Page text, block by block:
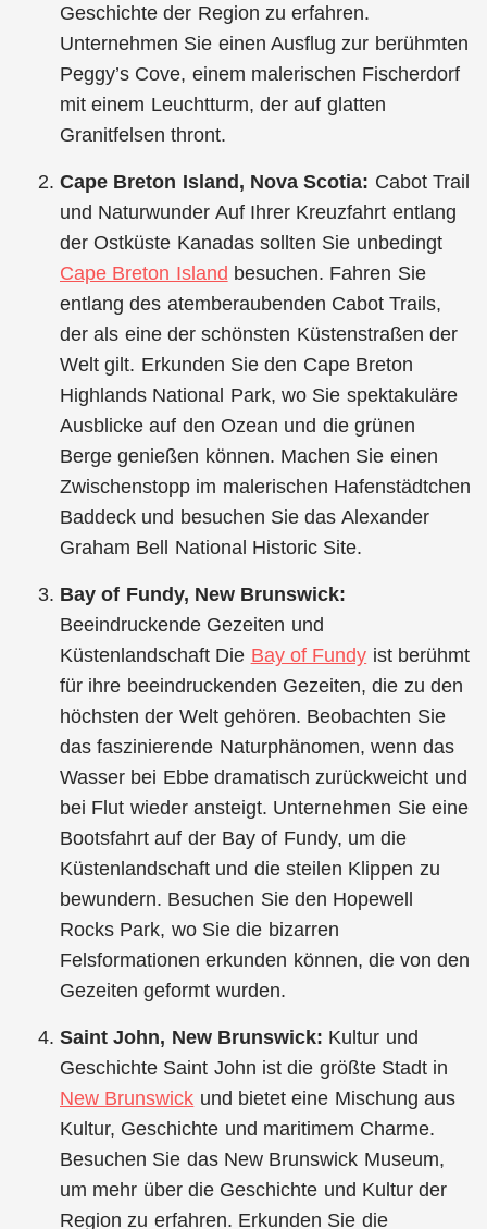
Geschichte der Region zu erfahren.
Unternehmen Sie einen Ausflug zur berühmten
Peggy’s Cove, einem malerischen Fischerdorf
mit einem Leuchtturm, der auf glatten
Granitfelsen thront.
Cape Breton Island, Nova Scotia: Cabot Trail
und Naturwunder Auf Ihrer Kreuzfahrt entlang
der Ostküste Kanadas sollten Sie unbedingt
Cape Breton Island besuchen. Fahren Sie
entlang des atemberaubenden Cabot Trails,
der als eine der schönsten Küstenstraßen der
Welt gilt. Erkunden Sie den Cape Breton
Highlands National Park, wo Sie spektakuläre
Ausblicke auf den Ozean und die grünen
Berge genießen können. Machen Sie einen
Zwischenstopp im malerischen Hafenstädtchen
Baddeck und besuchen Sie das Alexander
Graham Bell National Historic Site.
Bay of Fundy, New Brunswick:
Beeindruckende Gezeiten und
Küstenlandschaft Die Bay of Fundy ist berühmt
für ihre beeindruckenden Gezeiten, die zu den
höchsten der Welt gehören. Beobachten Sie
das faszinierende Naturphänomen, wenn das
Wasser bei Ebbe dramatisch zurückweicht und
bei Flut wieder ansteigt. Unternehmen Sie eine
Bootsfahrt auf der Bay of Fundy, um die
Küstenlandschaft und die steilen Klippen zu
bewundern. Besuchen Sie den Hopewell
Rocks Park, wo Sie die bizarren
Felsformationen erkunden können, die von den
Gezeiten geformt wurden.
Saint John, New Brunswick: Kultur und
Geschichte Saint John ist die größte Stadt in
New Brunswick und bietet eine Mischung aus
Kultur, Geschichte und maritimem Charme.
Besuchen Sie das New Brunswick Museum,
um mehr über die Geschichte und Kultur der
Region zu erfahren. Erkunden Sie die